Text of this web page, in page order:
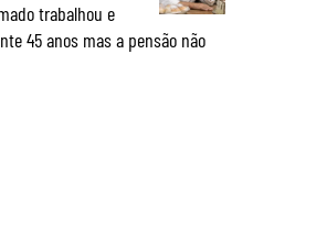
trabalhou e
45 anos mas a pensão não